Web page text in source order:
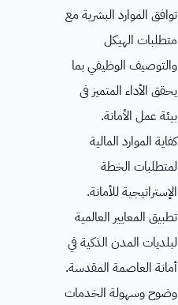
توافق الموارد البشرية مع
متطلبات الهيكل
والتوصيف الوظيفي بما
يحقق الأداء المتميز فى
بيئة عمل الأمانة.
كفاية الموارد المالية
لمتطلبات الخطة
الإستراتيجية للأمانة.
تطبيق المعايير العالمية
لبلديات المدن الذكية في
أمانة العاصمة المقدسة.
وضوح وسهولة الخدمات